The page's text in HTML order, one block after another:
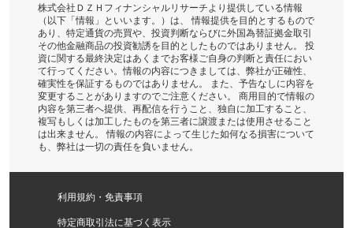
株式会社ＤＺＨフィナンシャルリサーチより提供している情報
（以下「情報」といいます。）は、 情報提供を目的とするもので
あり、特定通貨の売買や、投資判断ならびに外国為替証拠金取引
その他金融商品の投資勧誘を目的としたものではありません。 投
資に関する最終決定はあくまでお客様ご自身の判断と責任におい
て行ってください。情報の内容につきましては、弊社が正確性、
確実性を保証するものではありません。 また、予告なしに内容を
変更することがありますのでご注意ください。 商用目的で情報の
内容を第三者へ提供、再配信を行うこと、独自に加工すること、
複写もしくは加工したものを第三者に譲渡または使用させること
は出来ません。 情報の内容によって生じた如何なる損害について
も、弊社は一切の責任を負いません。
利用規約・免責事項
特定商取引法に基づく表示